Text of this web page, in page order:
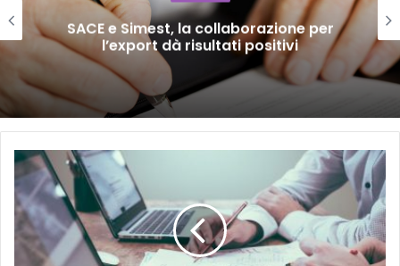
SACE e Simest, la collaborazione per
l’export dà risultati positivi